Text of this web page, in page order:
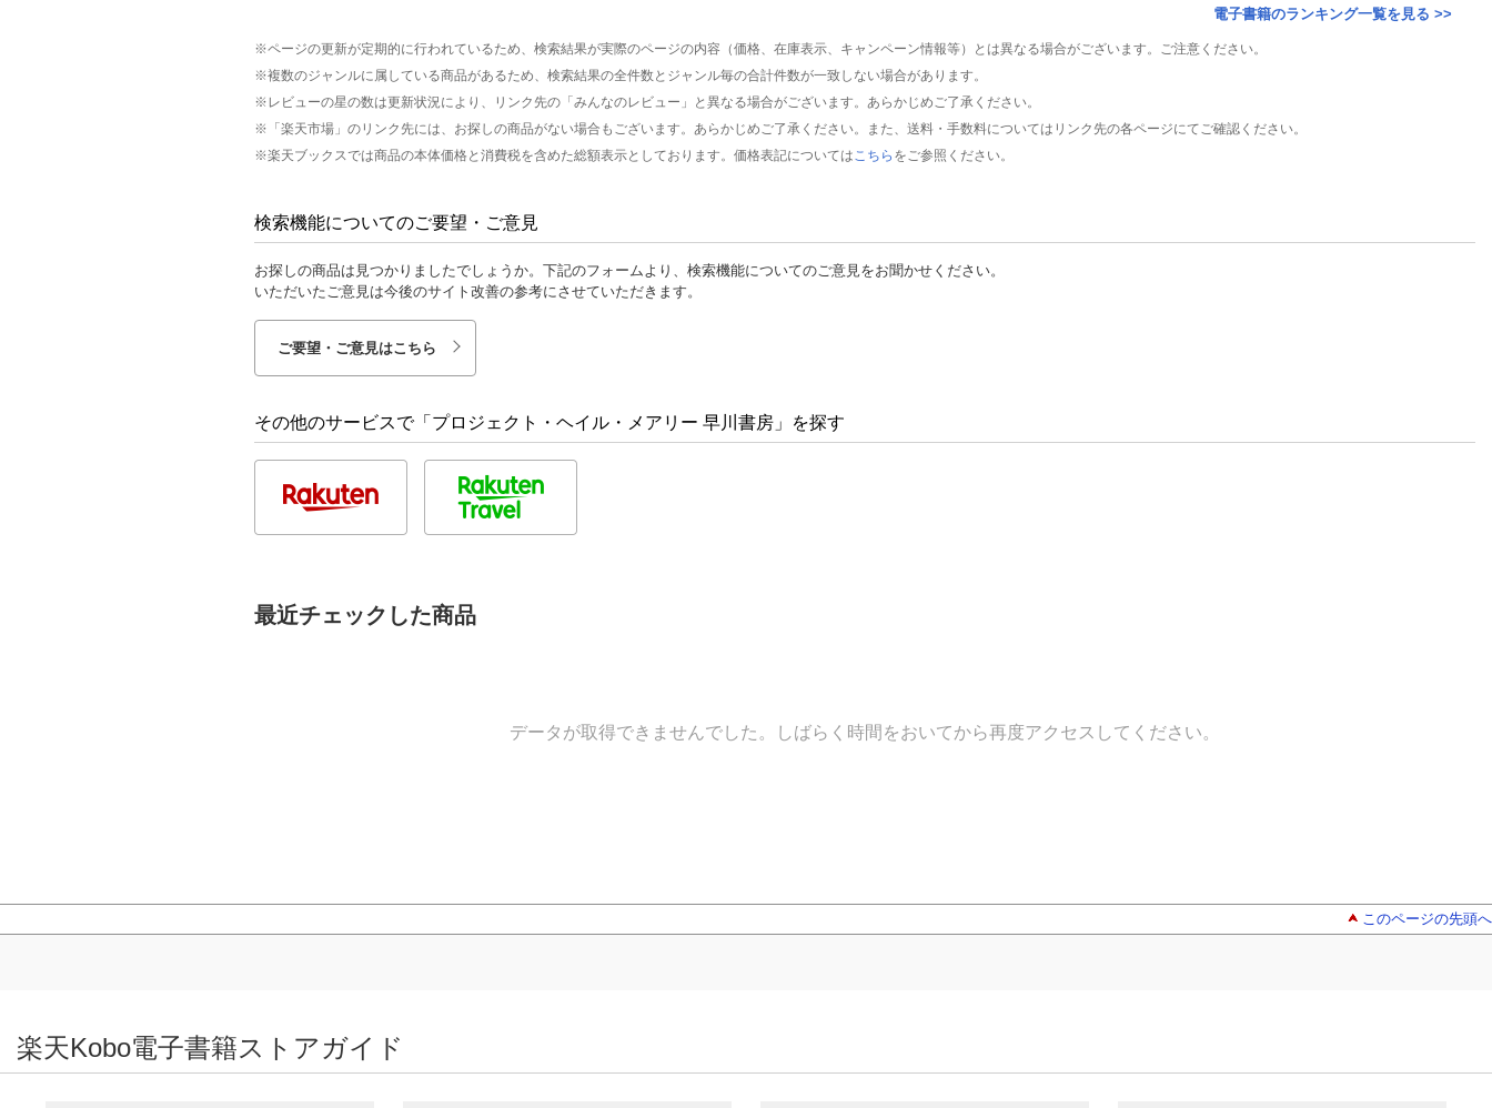
電子書籍のランキング一覧を見る >>
※ページの更新が定期的に行われているため、検索結果が実際のページの内容（価格、在庫表示、キャンペーン情報等）とは異なる場合がございます。ご注意ください。
※複数のジャンルに属している商品があるため、検索結果の全件数とジャンル毎の合計件数が一致しない場合があります。
※レビューの星の数は更新状況により、リンク先の「みんなのレビュー」と異なる場合がございます。あらかじめご了承ください。
※「楽天市場」のリンク先には、お探しの商品がない場合もございます。あらかじめご了承ください。また、送料・手数料についてはリンク先の各ページにてご確認ください。
※楽天ブックスでは商品の本体価格と消費税を含めた総額表示としております。価格表記については こちら をご参照ください。
検索機能についてのご要望・ご意見
お探しの商品は見つかりましたでしょうか。下記のフォームより、検索機能についてのご意見をお聞かせください。
いただいたご意見は今後のサイト改善の参考にさせていただきます。
ご要望・ご意見はこちら
その他のサービスで「プロジェクト・ヘイル・メアリー 早川書房」を探す
最近チェックした商品
データが取得できませんでした。しばらく時間をおいてから再度アクセスしてください。
このページの先頭へ
楽天Kobo電子書籍ストアガイド